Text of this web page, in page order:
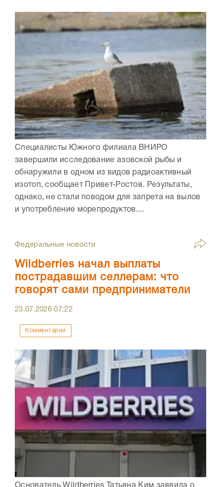
Специалисты Южного филиала ВНИРО
завершили исследование азовской рыбы и
обнаружили в одном из видов радиоактивный
изотоп, сообщает Привет-Ростов. Результаты,
однако, не стали поводом для запрета на вылов
и употребление морепродуктов....
Федеральные новости
Wildberries начал выплаты
пострадавшим селлерам: что
говорят сами предприниматели
23.07.202607:22
Комментарии
Основатель Wildberries Татьяна Ким заявила о